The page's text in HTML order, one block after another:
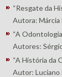
“Resgate da
Autora: Márcia
“A
Autores:
“A História da
Autor: Luciano